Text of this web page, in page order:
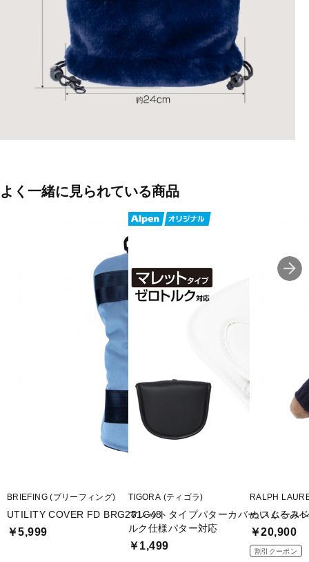
よく一緒に見られている商品
BRIEFING (ブリーフィング)
UTILITY COVER FD BRG251G48
￥5,999
TIGORA (ティゴラ)
マレットタイプパターカバー スムース
ルク仕様パター対応
￥1,499
RALPH
ぬいぐるみ
￥20,900
割引クーポン